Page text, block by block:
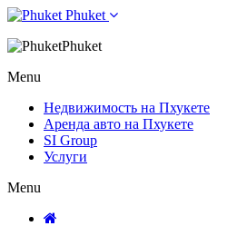
Phuket
Phuket
Menu
Недвижимость на Пхукете
Аренда авто на Пхукете
SI Group
Услуги
Menu